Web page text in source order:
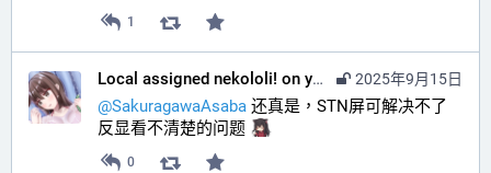
1
2025年9月15日
Local assigned nekololi! on your timeline :nacholook:
@SakuragawaAsaba 还真是，STN屏可解决不了
反显看不清楚的问题
0